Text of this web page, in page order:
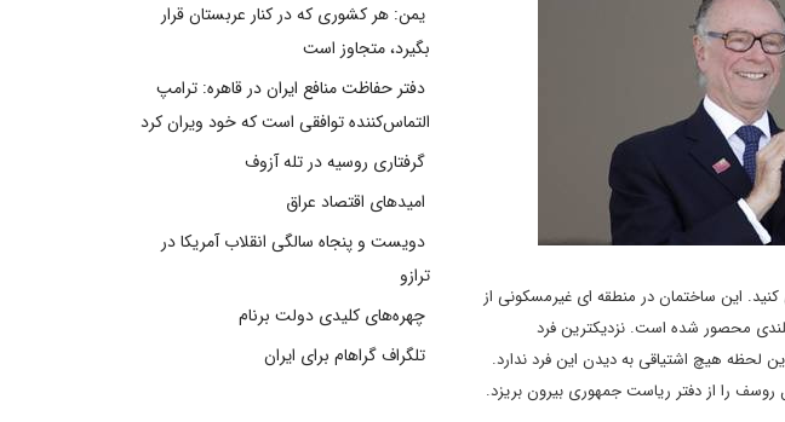
این ساختمان در منطقه ای غیرمسکونی از
محصور شده است. نزدیکترین فرد
لحظه هیچ اشتیاقی به دیدن این فرد ندارد.
را از دفتر ریاست جمهوری بیرون بریزد.
یمن: هر کشوری که در کنار عربستان قرار
بگیرد، متجاوز است
دفتر حفاظت منافع ایران در قاهره: ترامپ
التماس‌کننده توافقی است که خود ویران کرد
گرفتاری روسیه در تله آزوف
امیدهای اقتصاد عراق
دویست و پنجاه سالگی انقلاب آمریکا در
ترازو
چهره‌های کلیدی دولت برنام
تلگراف گراهام برای ایران